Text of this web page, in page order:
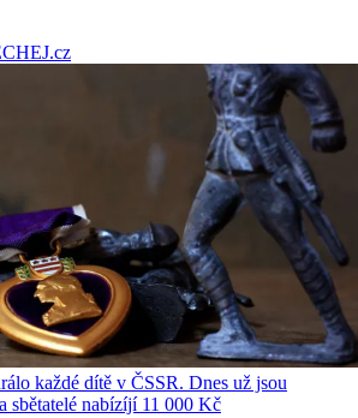
každé dítě v ČSSR. Dnes už jsou
sbětatelé nabízíjí 11 000 Kč